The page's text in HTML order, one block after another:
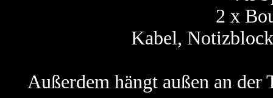
2 x
Kabel,
Außerdem hängt außen an